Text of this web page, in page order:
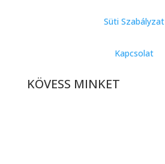
Süti Szabályzat
Kapcsolat
KÖVESS MINKET